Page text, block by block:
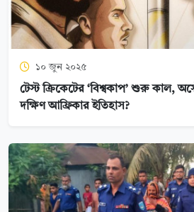
১০ জুন ২০২৫
টেস্ট ক্রিকেটের ‘বিশ্বকাপ’ শুরু কাল,
দক্ষিণ আফ্রিকার ইতিহাস?